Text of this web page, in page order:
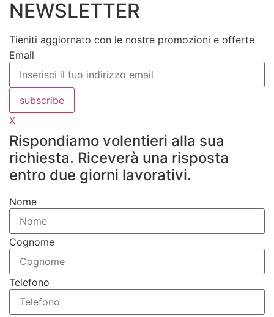
NEWSLETTER
Tieniti aggiornato con le nostre promozioni e offerte
Email
subscribe
X
Rispondiamo volentieri alla sua
richiesta. Riceverà una risposta
entro due giorni lavorativi.
Nome
Cognome
Telefono